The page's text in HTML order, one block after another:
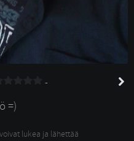
-
=)
lukea ja lähettää